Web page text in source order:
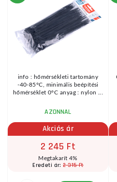
info : hőmérsékleti tartomány
-40-85°C, minimális beépítési
hőmérséklet 0°C anyag : nylon ...
AZONNAL
Akciós ár
2 245 Ft
Megtakarít 4%
Eredeti ár:2 315 Ft